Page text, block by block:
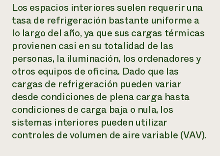
Los espacios interiores suelen requerir una
tasa de refrigeración bastante uniforme a
lo largo del año, ya que sus cargas térmicas
provienen casi en su totalidad de las
personas, la iluminación, los ordenadores y
otros equipos de oficina. Dado que las
cargas de refrigeración pueden variar
desde condiciones de plena carga hasta
condiciones de carga baja o nula, los
sistemas interiores pueden utilizar
controles de volumen de aire variable (VAV).